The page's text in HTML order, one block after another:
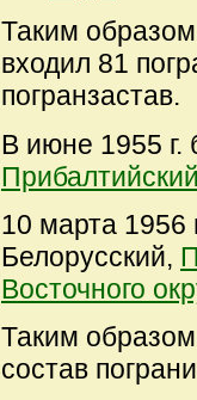
Таким
входил 81
погранзастав.
В июне 1955
10 марта 1956
Белорусский,
Восточного
Таким
состав